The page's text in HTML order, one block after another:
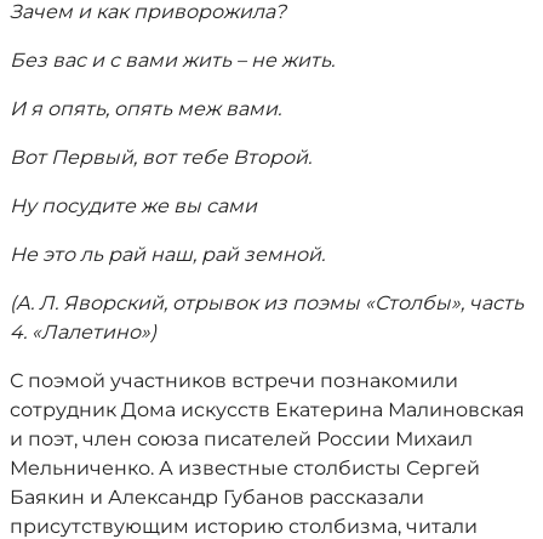
Зачем и как приворожила?
Без вас и с вами жить – не жить.
И я опять, опять меж вами.
Вот Первый, вот тебе Второй.
Ну посудите же вы сами
Не это ль рай наш, рай земной.
(А. Л. Яворский, отрывок из поэмы «Столбы», часть
4. «Лалетино»)
С поэмой участников встречи познакомили
сотрудник Дома искусств Екатерина Малиновская
и поэт, член союза писателей России Михаил
Мельниченко. А известные столбисты Сергей
Баякин и Александр Губанов рассказали
присутствующим историю столбизма, читали